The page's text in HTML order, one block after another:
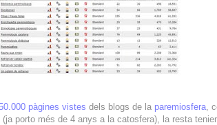
pàgines vistes dels blogs de la paremiosfera ,
(ja porto més de 4 anys a la catosfera), la resta